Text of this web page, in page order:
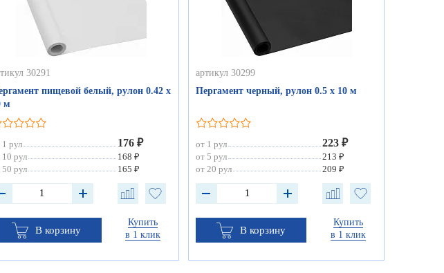
30291
пищевой белый, рулон 0.42 х
м
1 рул 176 ₽
10 рул
168 ₽
50 рул
165 ₽
В корзину
Купить
в 1 клик
артикул 30299
Пергамент черный, рулон 0.5 х 10 м
от 1 рул 223 ₽
от 5 рул
213 ₽
от 20 рул
209 ₽
В корзину
Купить
в 1 клик